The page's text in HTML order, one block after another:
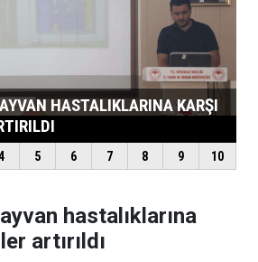
hastalıklarına
artırıldı